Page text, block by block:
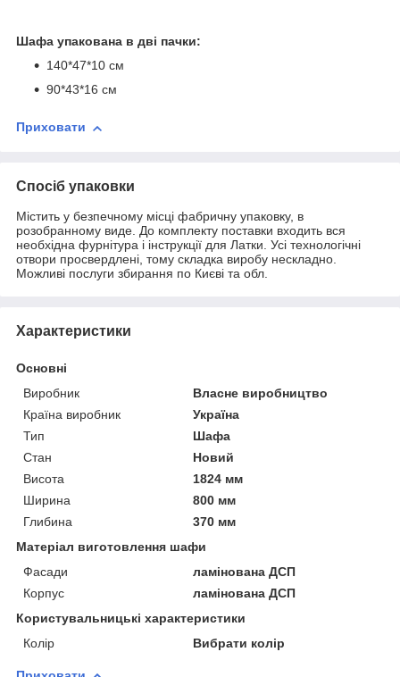
Шафа упакована в дві пачки:
140*47*10 см
90*43*16 см
Приховати
Спосіб упаковки
Містить у безпечному місці фабричну упаковку, в
розобранному виде. До комплекту поставки входить вся
необхідна фурнітура і інструкції для Латки. Усі технологічні
отвори просвердлені, тому складка виробу нескладно.
Можливі послуги збирання по Києві та обл.
Характеристики
Основні
Виробник
Власне виробництво
Країна виробник
Україна
Тип
Шафа
Стан
Новий
Висота
1824 мм
Ширина
800 мм
Глибина
370 мм
Матеріал виготовлення шафи
Фасади
ламінована ДСП
Корпус
ламінована ДСП
Користувальницькі характеристики
Колір
Вибрати колір